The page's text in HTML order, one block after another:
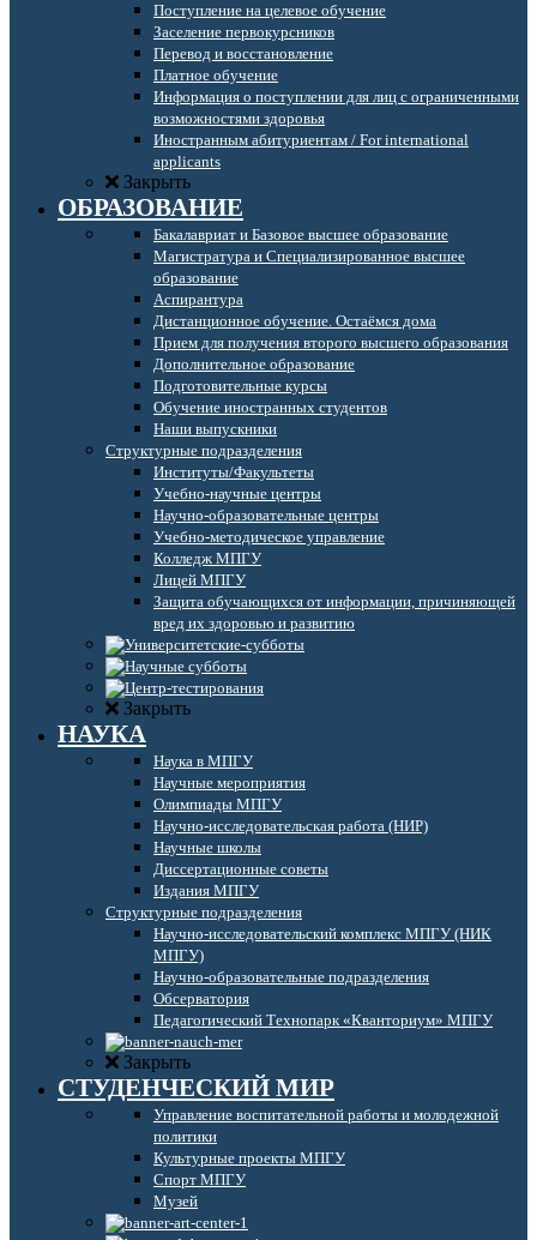
Поступление на целевое обучение
Заселение первокурсников
Перевод и восстановление
Платное обучение
Информация о поступлении для лиц с ограниченными
возможностями здоровья
Иностранным абитуриентам / For international
applicants
Закрыть
ОБРАЗОВАНИЕ
Бакалавриат и Базовое высшее образование
Магистратура и Специализированное высшее
образование
Аспирантура
Дистанционное обучение. Остаёмся дома
Прием для получения второго высшего образования
Дополнительное образование
Подготовительные курсы
Обучение иностранных студентов
Наши выпускники
Структурные подразделения
Институты/Факультеты
Учебно-научные центры
Научно-образовательные центры
Учебно-методическое управление
Колледж МПГУ
Лицей МПГУ
Защита обучающихся от информации, причиняющей
вред их здоровью и развитию
Закрыть
НАУКА
Наука в МПГУ
Научные мероприятия
Олимпиады МПГУ
Научно-исследовательская работа (НИР)
Научные школы
Диссертационные советы
Издания МПГУ
Структурные подразделения
Научно-исследовательский комплекс МПГУ (НИК
МПГУ)
Научно-образовательные подразделения
Обсерватория
Педагогический Технопарк «Кванториум» МПГУ
Закрыть
СТУДЕНЧЕСКИЙ МИР
Управление воспитательной работы и молодежной
политики
Культурные проекты МПГУ
Спорт МПГУ
Музей